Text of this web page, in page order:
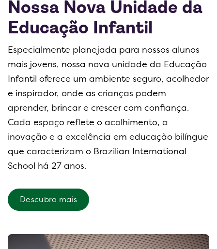
Nossa Nova Unidade da
Educação Infantil
Especialmente planejada para nossos alunos
mais jovens, nossa nova unidade da Educação
Infantil oferece um ambiente seguro, acolhedor
e inspirador, onde as crianças podem
aprender, brincar e crescer com confiança.
Cada espaço reflete o acolhimento, a
inovação e a excelência em educação bilíngue
que caracterizam o Brazilian International
School há 27 anos.
Descubra mais